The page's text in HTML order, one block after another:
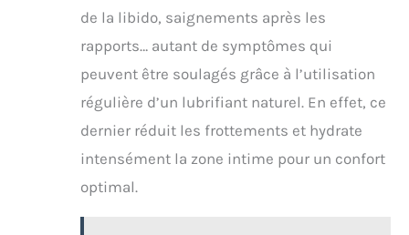
de la libido, saignements après les
rapports… autant de symptômes qui
peuvent être soulagés grâce à l’utilisation
régulière d’un lubrifiant naturel. En effet, ce
dernier réduit les frottements et hydrate
intensément la zone intime pour un confort
optimal.